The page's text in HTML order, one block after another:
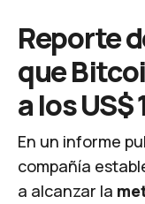
Reporte
que
a los
En un informe
compañía
a alcanzar la